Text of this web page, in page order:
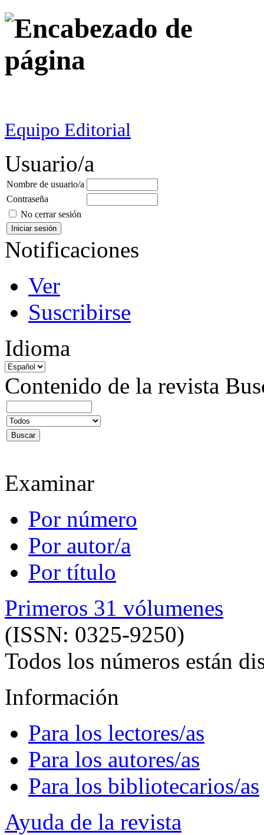
Equipo Editorial
Usuario/a
Nombre de usuario/a
Contraseña
No cerrar sesión
Notificaciones
Ver
Suscribirse
Idioma
Contenido de la revista
Examinar
Por número
Por autor/a
Por título
Primeros 31 vólumenes
(ISSN: 0325-9250)
Todos los números están
Información
Para los lectores/as
Para los autores/as
Para los bibliotecarios/as
Ayuda de la revista